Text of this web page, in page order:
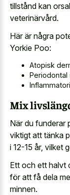
tillstånd kan
veterinärvård.
Här är några
Yorkie Poo:
Atopisk
Periodontal
Mix
När du funderar
viktigt att tänka
i 12-15 år, vilket
Ett och ett halvt
för att få dela
minnen.